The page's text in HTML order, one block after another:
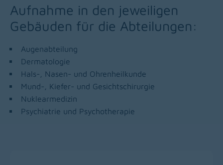
Aufnahme in den jeweiligen
Gebäuden für die Abteilungen:
Augenabteilung
Dermatologie
Hals-, Nasen- und Ohrenheilkunde
Mund-, Kiefer- und Gesichtschirurgie
Nuklearmedizin
Psychiatrie und Psychotherapie